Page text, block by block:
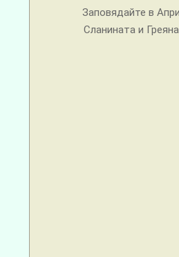
Заповядайте в
Сланината и